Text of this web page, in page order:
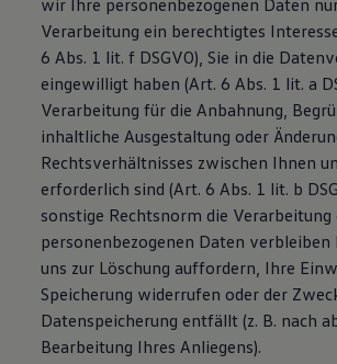
wir Ihre personenbezogenen Daten
Verarbeitung ein berechtigtes
6 Abs. 1 lit. f DSGVO), Sie in die
eingewilligt haben (Art. 6 Abs. 1 lit. a
Verarbeitung für die Anbahnung,
inhaltliche Ausgestaltung oder
Rechtsverhältnisses zwischen Ihnen
erforderlich sind (Art. 6 Abs. 1 lit. b
sonstige Rechtsnorm die
personenbezogenen Daten verbleiben
uns zur Löschung auffordern, Ihre
Speicherung widerrufen oder der
Datenspeicherung entfällt (z. B. nach
Bearbeitung Ihres Anliegens).